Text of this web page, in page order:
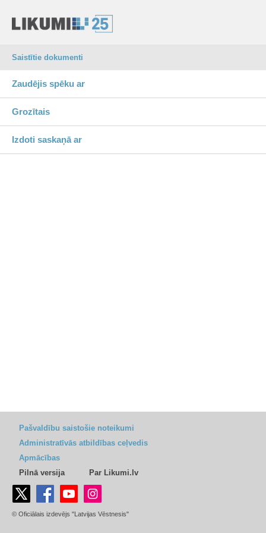
Saistītie dokumenti
Zaudējis spēku ar
Grozītais
Izdoti saskaņā ar
Pašvaldību saistošie noteikumi
Administratīvās atbildības ceļvedis
Apmācības
Pilnā versija
Par Likumi.lv
© Oficiālais izdevējs "Latvijas Vēstnesis"